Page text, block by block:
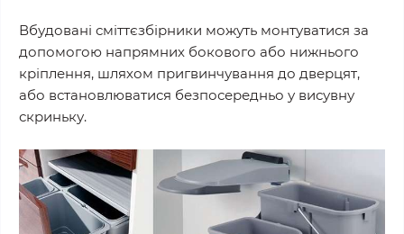
Вбудовані сміттєзбірники можуть монтуватися за
допомогою напрямних бокового або нижнього
кріплення, шляхом пригвинчування до дверцят,
або встановлюватися безпосередньо у висувну
скриньку.